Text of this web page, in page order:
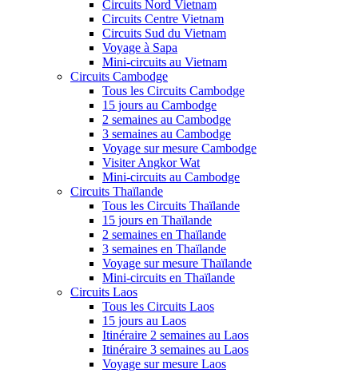
Circuits Nord Vietnam
Circuits Centre Vietnam
Circuits Sud du Vietnam
Voyage à Sapa
Mini-circuits au Vietnam
Circuits Cambodge
Tous les Circuits Cambodge
15 jours au Cambodge
2 semaines au Cambodge
3 semaines au Cambodge
Voyage sur mesure Cambodge
Visiter Angkor Wat
Mini-circuits au Cambodge
Circuits Thaïlande
Tous les Circuits Thaïlande
15 jours en Thaïlande
2 semaines en Thaïlande
3 semaines en Thaïlande
Voyage sur mesure Thaïlande
Mini-circuits en Thaïlande
Circuits Laos
Tous les Circuits Laos
15 jours au Laos
Itinéraire 2 semaines au Laos
Itinéraire 3 semaines au Laos
Voyage sur mesure Laos